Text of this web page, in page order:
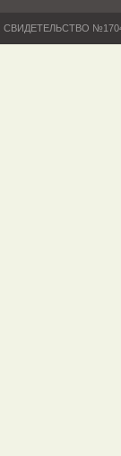
СВИДЕТЕЛЬСТВО